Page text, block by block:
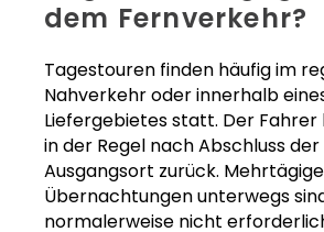
dem Fernverkehr?
Tagestouren finden häufig im
Nahverkehr oder innerhalb
Liefergebietes statt. Der
in der Regel nach Abschluss
Ausgangsort zurück.
Übernachtungen unterwegs
normalerweise nicht